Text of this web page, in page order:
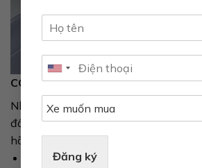
Đăng ký
CÔNG NGHỆ TRÊN XE VF9
Nhờ sự hợp tác đến từ các công ty
đầu, VF9 sở hữu những công nghệ
hãng xe nào ở Việt Nam có. Các
Tích hợp điều khiển các thiết bị